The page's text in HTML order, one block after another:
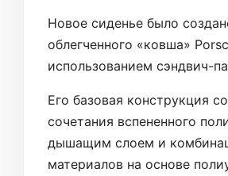
Новое сиденье было
облегченного «ковша»
использованием сэндвич-
Его базовая конструкция
сочетания вспененного
дышащим слоем и
материалов на основе